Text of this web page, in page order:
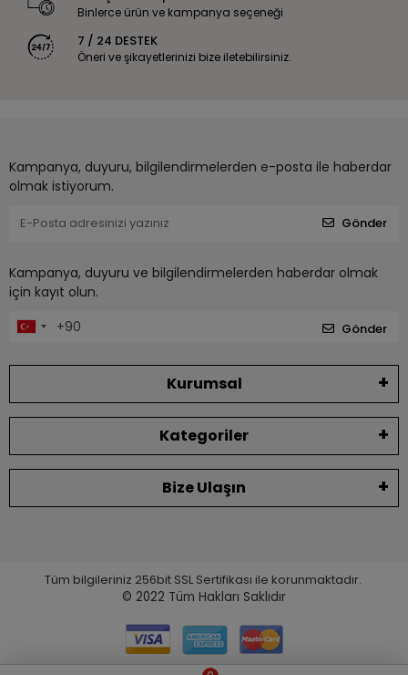
Binlerce ürün ve kampanya seçeneği
7 / 24 DESTEK
Öneri ve şikayetlerinizi bize iletebilirsiniz.
Kampanya, duyuru, bilgilendirmelerden e-posta ile haberdar
olmak istiyorum.
Gönder
Kampanya, duyuru ve bilgilendirmelerden haberdar olmak
için kayıt olun.
Gönder
Kurumsal
Kategoriler
Bize Ulaşın
Tüm bilgileriniz 256bit SSL Sertifikası ile korunmaktadır.
© 2022 Tüm Hakları Saklıdır